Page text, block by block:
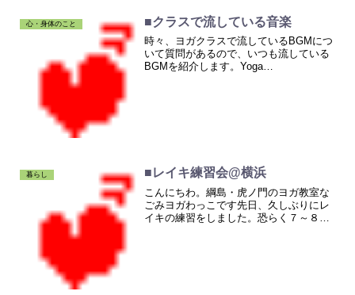
にかくして！！」と、力説していたの
で、思わず圧倒されてする...
心・身体のこと ■クラスで流している音楽
時々、ヨガクラスで流しているBGMにつ
いて質問があるので、いつも流している
BGMを紹介します。Yoga
暮らし ■レイキ練習会@横浜
こんにちわ。綱島・虎ノ門のヨガ教室な
ごみヨガわっこです先日、久しぶりにレ
イキの練習をしました。恐らく７～８年